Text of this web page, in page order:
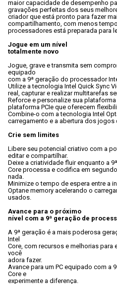
maior capacidade de desempenho
gravações perfeitas dos seus
criador que está pronto para fazer
compartilhamento, com menos
processadores está preparada para
Jogue em um nível
totalmente novo
Jogue, grave e transmita sem
equipado
com a 9ª geração do processador
Utilize a tecnologia Intel Quick Sync
real, capturar e realizar multitarefas
Reforce e personalize sua
plataforma PCIe que oferecem
Combine-o com a tecnologia Intel
carregamento e a abertura dos jogos
Crie sem limites
Libere seu potencial criativo com a
editar e compartilhar.
Deixe a criatividade fluir enquanto a
Core processa e codifica em
nada.
Minimize o tempo de espera entre a
Optane memory acelerando o
usados.
Avance para o próximo
nível com a 9ª geração de
A 9ª geração é a mais poderosa
Intel
Core, com recursos e melhorias para
você
adora fazer.
Avance para um PC equipado com a
Core e
experimente a diferença.